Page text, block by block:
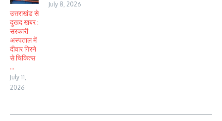
उत्तराखंड से
दुखद खबर :
सरकारी
अस्पताल में
दीवार गिरने
से चिकित्स
...
July 11,
2026
July 8, 2026